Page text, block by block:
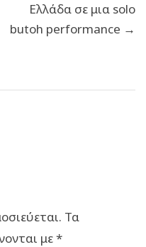
Ελλάδα σε μια solo
butoh performance →
Τα
με*